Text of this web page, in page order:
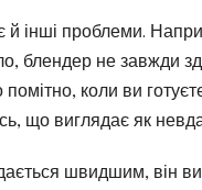
й інші проблеми.
блендер не завжди
коли ви
що виглядає як
швидшим, він